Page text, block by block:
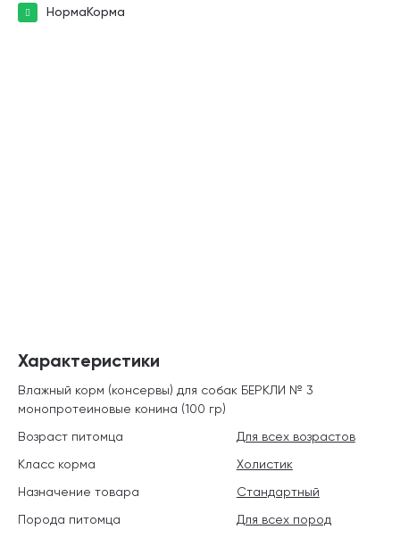
НормаКорма
Характеристики
Влажный корм (консервы) для собак БЕРКЛИ № 3
монопротеиновые конина (100 гр)
Возраст питомца
Для всех возрастов
Класс корма
Холистик
Назначение товара
Стандартный
Порода питомца
Для всех пород